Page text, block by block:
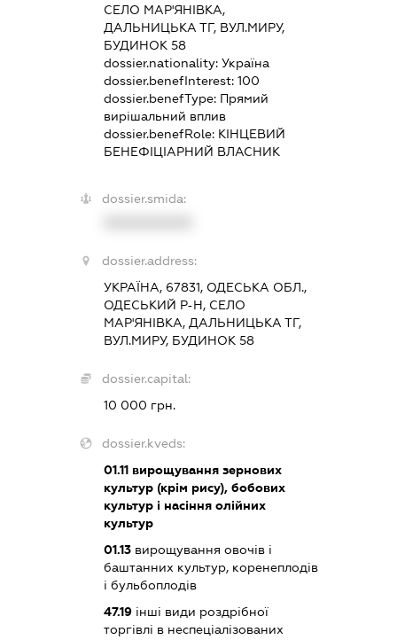
СЕЛО МАР'ЯНІВКА,
ДАЛЬНИЦЬКА ТГ, ВУЛ.МИРУ,
БУДИНОК 58
dossier.nationality: Україна
dossier.benefInterest: 100
dossier.benefType: Прямий
вирішальний вплив
dossier.benefRole: КІНЦЕВИЙ
БЕНЕФІЦІАРНИЙ ВЛАСНИК
dossier.smida:
dossier.address:
УКРАЇНА, 67831, ОДЕСЬКА ОБЛ.,
ОДЕСЬКИЙ Р-Н, СЕЛО
МАР'ЯНІВКА, ДАЛЬНИЦЬКА ТГ,
ВУЛ.МИРУ, БУДИНОК 58
dossier.capital:
10 000 грн.
dossier.kveds:
01.11вирощування зернових
культур (крім рису), бобових
культур і насіння олійних
культур
01.13вирощування овочів і
баштанних культур, коренеплодів
і бульбоплодів
47.19інші види роздрібної
торгівлі в неспеціалізованих